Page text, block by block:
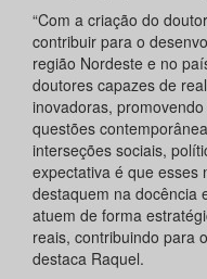
“Com a criação do
contribuir para o
região Nordeste e no
doutores capazes de
inovadoras,
questões
interseções sociais,
expectativa é que esses
destaquem na docência
atuem de forma
reais, contribuindo para
destaca Raquel.